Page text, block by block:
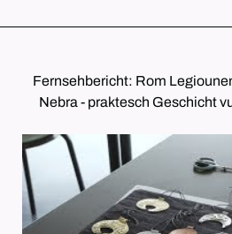
Fernsehbericht: Rom
Nebra - praktesch Geschicht